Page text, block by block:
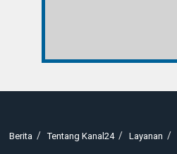
Berita Tentang Kanal24 Layanan